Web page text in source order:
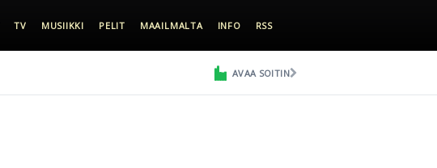
TV MUSIIKKI PELIT MAAILMALTA INFO RSS
AVAA SOITIN